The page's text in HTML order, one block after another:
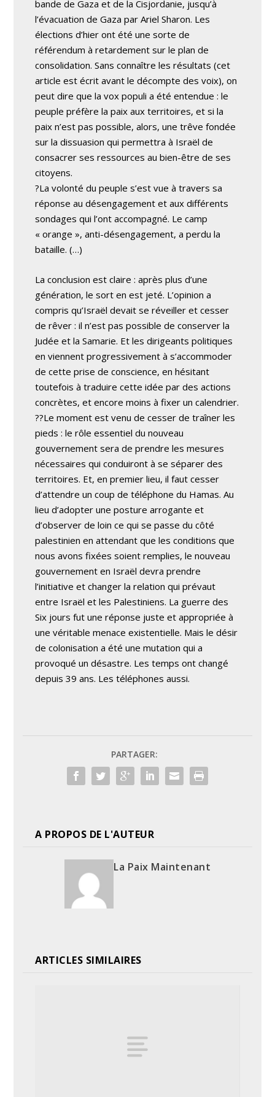
bande de Gaza et de la Cisjordanie, jusqu’à
l’évacuation de Gaza par Ariel Sharon. Les
élections d’hier ont été une sorte de
référendum à retardement sur le plan de
consolidation. Sans connaître les résultats (cet
article est écrit avant le décompte des voix), on
peut dire que la vox populi a été entendue : le
peuple préfère la paix aux territoires, et si la
paix n’est pas possible, alors, une trêve fondée
sur la dissuasion qui permettra à Israël de
consacrer ses ressources au bien-être de ses
citoyens.
?La volonté du peuple s’est vue à travers sa
réponse au désengagement et aux différents
sondages qui l’ont accompagné. Le camp
« orange », anti-désengagement, a perdu la
bataille. (…)
La conclusion est claire : après plus d’une
génération, le sort en est jeté. L’opinion a
compris qu’Israël devait se réveiller et cesser
de rêver : il n’est pas possible de conserver la
Judée et la Samarie. Et les dirigeants politiques
en viennent progressivement à s’accommoder
de cette prise de conscience, en hésitant
toutefois à traduire cette idée par des actions
concrètes, et encore moins à fixer un calendrier.
??Le moment est venu de cesser de traîner les
pieds : le rôle essentiel du nouveau
gouvernement sera de prendre les mesures
nécessaires qui conduiront à se séparer des
territoires. Et, en premier lieu, il faut cesser
d’attendre un coup de téléphone du Hamas. Au
lieu d’adopter une posture arrogante et
d’observer de loin ce qui se passe du côté
palestinien en attendant que les conditions que
nous avons fixées soient remplies, le nouveau
gouvernement en Israël devra prendre
l’initiative et changer la relation qui prévaut
entre Israël et les Palestiniens. La guerre des
Six jours fut une réponse juste et appropriée à
une véritable menace existentielle. Mais le désir
de colonisation a été une mutation qui a
provoqué un désastre. Les temps ont changé
depuis 39 ans. Les téléphones aussi.
PARTAGER:
A PROPOS DE L'AUTEUR
La Paix Maintenant
ARTICLES SIMILAIRES